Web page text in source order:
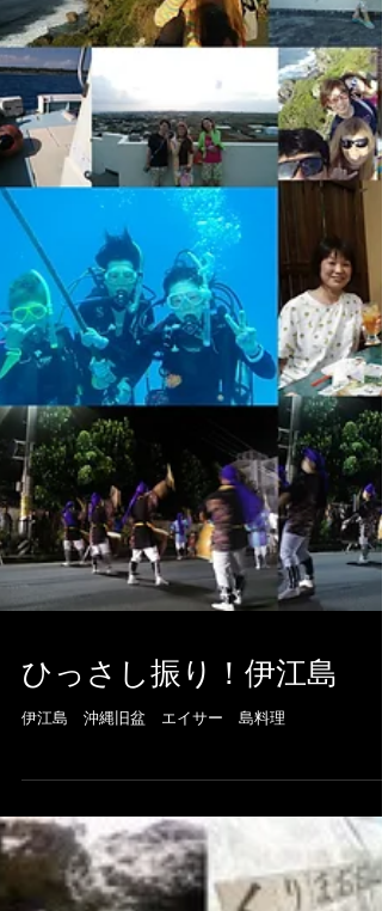
ひっさし振り！伊江島
伊江島 沖縄旧盆 エイサー 島料理